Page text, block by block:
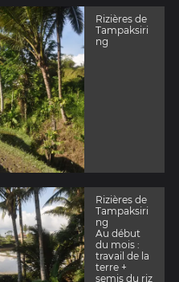
Rizières de
Tampaksiri
ng
Rizières de
Tampaksiri
ng
Au début
du mois :
travail de la
terre +
semis du riz